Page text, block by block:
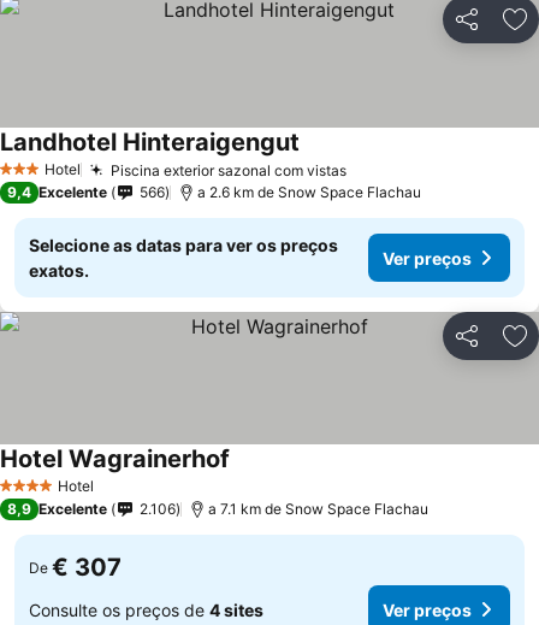
Partilhar
3 EstrelasHotel Piscina exterior sazonal com vistas
Landhotel Hinteraigengut
9,4 Excelente 566 a 2.6 km de Snow Space Flachau
Selecione as datas para ver os preços
exatos.
Ver preços
Partilhar
4 EstrelasHotel
Hotel Wagrainerhof
8,9 Excelente 2.106 a 7.1 km de Snow Space Flachau
De € 307
Consulte os preços de 4 sites Ver preços